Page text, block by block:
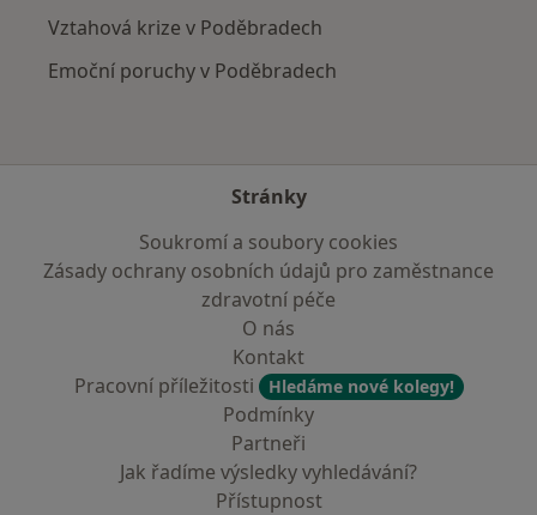
Vztahová krize v Poděbradech
Emoční poruchy v Poděbradech
Stránky
Soukromí a soubory cookies
Zásady ochrany osobních údajů pro zaměstnance
zdravotní péče
O nás
Kontakt
Pracovní příležitosti
Hledáme nové kolegy!
Podmínky
Partneři
Jak řadíme výsledky vyhledávání?
Přístupnost